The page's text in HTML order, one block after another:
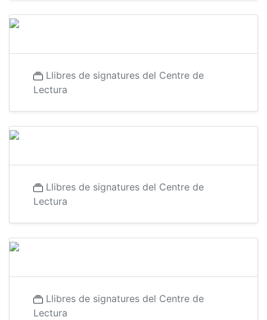
Llibres de signatures del Centre de
Lectura
Llibres de signatures del Centre de
Lectura
Llibres de signatures del Centre de
Lectura